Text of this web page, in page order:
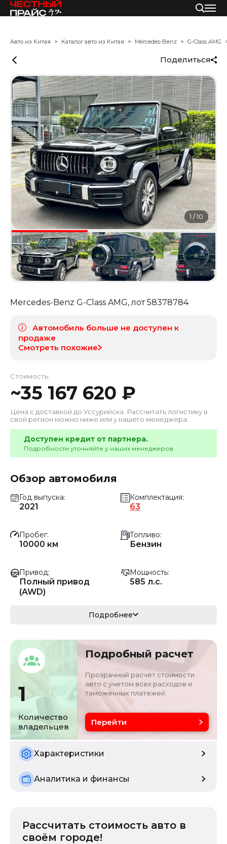
Авто из Китая Каталог авто из Китая Mercedes-Benz G-Class AMG
Поделиться
1 /10
Mercedes-Benz G-Class AMG, лот58378784
Автомобиль больше не доступен к
продаже
Смотреть похожие
Стоимость:
~35 167 620 ₽
Цена с доставкой до Уссурийска . Рассчитать логистику в
свой регион можно ниже или у нашего менеджера.
Доступен кредит от партнера.
Подробности уточняйте у наших менеджеров.
Обзор автомобиля
Год выпуска
2021
Комплектация
63
Пробег
10000 км
Топливо
Бензин
Привод
Полный привод
(AWD)
Мощность
585 л.с.
430 кВ
Кузов
кроссовер/
внедорожник
W1NYC7GJ7MX3886
Объём двигателя
4 л
Цвет
Состояние
б/у
Подробнее
1
Количество
владельцев
Подробный расчет
Прозрачный расчёт стоимости
авто с учетом всех расходов и
таможенных платежей.
Перейти
Характеристики
Аналитика и финансы
Рассчитать стоимость авто в
своём городе!